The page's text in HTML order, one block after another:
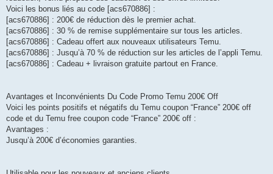
Voici les bonus liés au code [acs670886] :
[acs670886] : 200€ de réduction dès le premier achat.
[acs670886] : 30 % de remise supplémentaire sur tous les articles.
[acs670886] : Cadeau offert aux nouveaux utilisateurs Temu.
[acs670886] : Jusqu’à 70 % de réduction sur les articles de l’appli Temu.
[acs670886] : Cadeau + livraison gratuite partout en France.
Avantages et Inconvénients Du Code Promo Temu 200€ Off
Voici les points positifs et négatifs du Temu coupon “France” 200€ off
code et du Temu free coupon code “France” 200€ off :
Avantages :
Jusqu’à 200€ d’économies garanties.